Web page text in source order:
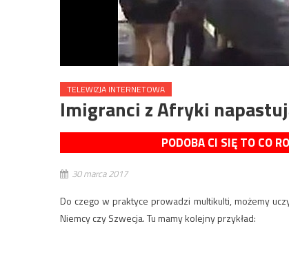
TELEWIZJA INTERNETOWA
Imigranci z Afryki
PODOBA CI SIĘ TO CO
30 marca 2017
Do czego w praktyce prowadzi multikulti, możemy
Niemcy czy Szwecja. Tu mamy kolejny przykład: